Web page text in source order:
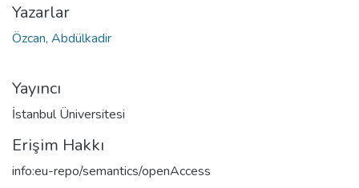
Yazarlar
Özcan, Abdülkadir
Yayıncı
İstanbul Üniversitesi
Erişim Hakkı
info:eu-repo/semantics/openAccess